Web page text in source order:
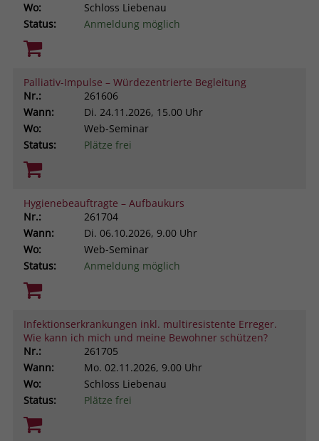
Wo:
Schloss Liebenau
Status:
Anmeldung möglich
Palliativ-Impulse – Würdezentrierte Begleitung
Nr.:
261606
Wann:
Di. 24.11.2026, 15.00 Uhr
Wo:
Web-Seminar
Status:
Plätze frei
Hygienebeauftragte – Aufbaukurs
Nr.:
261704
Wann:
Di. 06.10.2026, 9.00 Uhr
Wo:
Web-Seminar
Status:
Anmeldung möglich
Infektionserkrankungen inkl. multiresistente Erreger.
Wie kann ich mich und meine Bewohner schützen?
Nr.:
261705
Wann:
Mo. 02.11.2026, 9.00 Uhr
Wo:
Schloss Liebenau
Status:
Plätze frei